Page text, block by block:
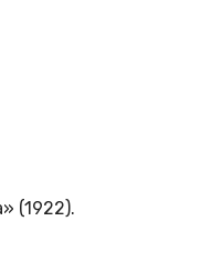
(1922).